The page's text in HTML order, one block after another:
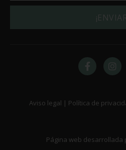
Aviso legal | Política de
Página web desarrollada